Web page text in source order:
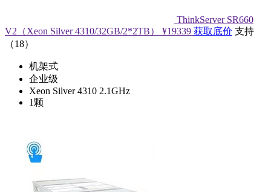
ThinkServer SR660
V2（Xeon Silver 4310/32GB/2*2TB）
¥19339 获取底价 支持
（18）
机架式
企业级
Xeon Silver 4310 2.1GHz
1颗